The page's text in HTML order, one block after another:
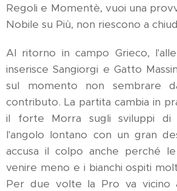
Regoli e Momentè, vuoi una
Nobile su Più, non riescono a
Al ritorno in campo Grieco,
inserisce Sangiorgi e Gatto
sul momento non sembrare
contributo. La partita cambia in
il forte Morra sugli sviluppi di
l'angolo lontano con un gran
accusa il colpo anche perché
venire meno e i bianchi ospiti
Per due volte la Pro va vicino